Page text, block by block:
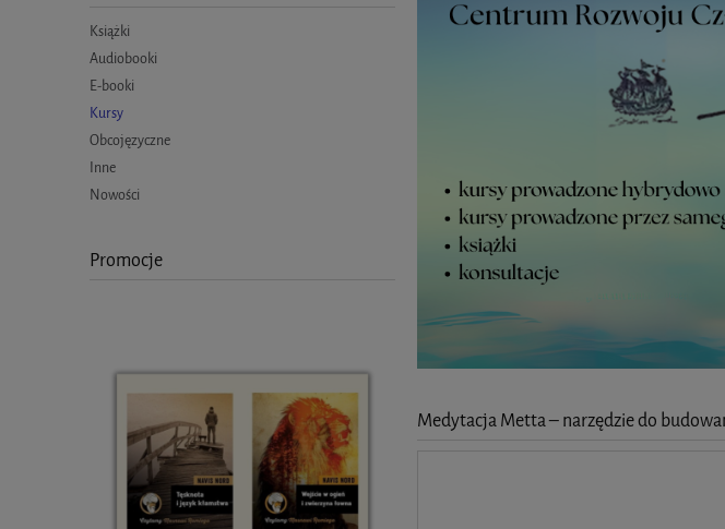
Książki
Audiobooki
E-booki
Kursy
Obcojęzyczne
Inne
Nowości
Promocje
Medytacja Metta – narzędzie do